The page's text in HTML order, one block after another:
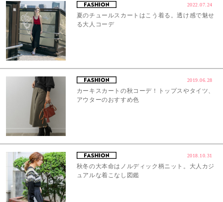
2022.07.24
夏のチュールスカートはこう着る。透け感で魅せ
る大人コーデ
2019.06.28
カーキスカートの秋コーデ！トップスやタイツ、
アウターのおすすめ色
2018.10.31
秋冬の大本命はノルディック柄ニット。大人カジ
ュアルな着こなし図鑑